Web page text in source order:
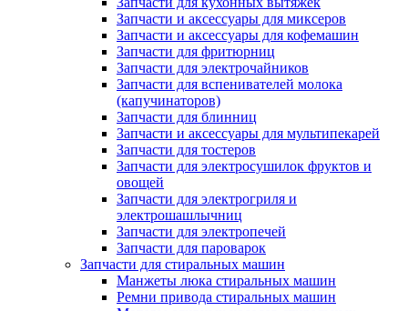
Запчасти и аксессуары для миксеров
Запчасти и аксессуары для кофемашин
Запчасти для фритюрниц
Запчасти для электрочайников
Запчасти для вспенивателей молока
(капучинаторов)
Запчасти для блинниц
Запчасти и аксессуары для мультипекарей
Запчасти для тостеров
Запчасти для электросушилок фруктов и
овощей
Запчасти для электрогриля и
электрошашлычниц
Запчасти для электропечей
Запчасти для пароварок
Запчасти для стиральных машин
Манжеты люка стиральных машин
Ремни привода стиральных машин